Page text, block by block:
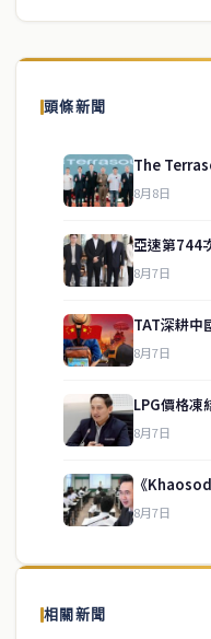
頭條新聞
The
8月8日
亞速第744
8月7日
TAT深耕中
8月7日
LPG價格凍
8月7日
《
8月7日
相關新聞
關於我們
泰國中文新聞（TCN）是一
供即時、客觀、多元的中文新
service@thaichinesenews.com